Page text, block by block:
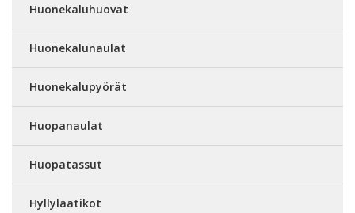
Huonekaluhuovat
Huonekalunaulat
Huonekalupyörät
Huopanaulat
Huopatassut
Hyllylaatikot